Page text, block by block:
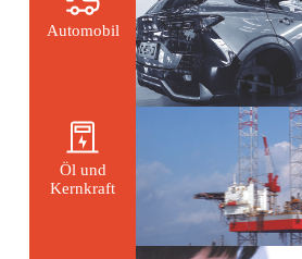
Automobil
Öl und
Kernkraft